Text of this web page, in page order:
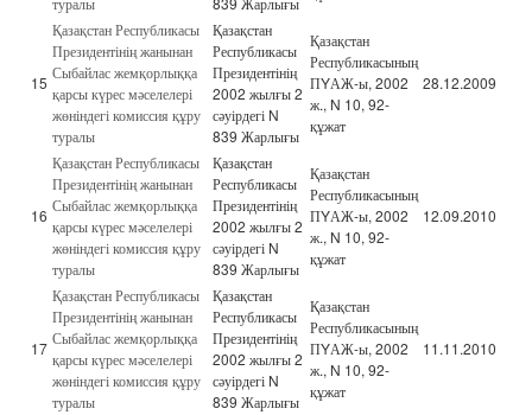
15
Қазақстан Республикасы
Президентінің жанынан
Сыбайлас жемқорлыққа
қарсы күрес мәселелері
жөніндегі комиссия құру
туралы
Қазақстан
Республикасы
Президентінің
2002 жылғы 2
сәуірдегі N
839 Жарлығы
Қазақстан
Республикасының
ПYАЖ-ы, 2002
ж., N 10, 92-
құжат
28.12.2009
16
Қазақстан Республикасы
Президентінің жанынан
Сыбайлас жемқорлыққа
қарсы күрес мәселелері
жөніндегі комиссия құру
туралы
Қазақстан
Республикасы
Президентінің
2002 жылғы 2
сәуірдегі N
839 Жарлығы
Қазақстан
Республикасының
ПYАЖ-ы, 2002
ж., N 10, 92-
құжат
12.09.2010
17
Қазақстан Республикасы
Президентінің жанынан
Сыбайлас жемқорлыққа
қарсы күрес мәселелері
жөніндегі комиссия құру
туралы
Қазақстан
Республикасы
Президентінің
2002 жылғы 2
сәуірдегі N
839 Жарлығы
Қазақстан
Республикасының
ПYАЖ-ы, 2002
ж., N 10, 92-
құжат
11.11.2010